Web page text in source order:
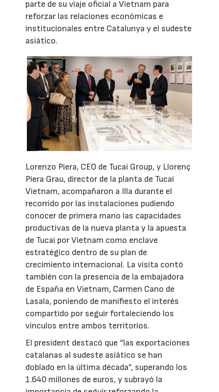
parte de su viaje oficial a Vietnam para
reforzar las relaciones económicas e
institucionales entre Catalunya y el sudeste
asiático.
Lorenzo Piera, CEO de Tucai Group, y Llorenç
Piera Grau, director de la planta de Tucai
Vietnam, acompañaron a Illa durante el
recorrido por las instalaciones pudiendo
conocer de primera mano las capacidades
productivas de la nueva planta y la apuesta
de Tucai por Vietnam como enclave
estratégico dentro de su plan de
crecimiento internacional. La visita contó
también con la presencia de la embajadora
de España en Vietnam, Carmen Cano de
Lasala, poniendo de manifiesto el interés
compartido por seguir fortaleciendo los
vínculos entre ambos territorios.
El president destacó que “las exportaciones
catalanas al sudeste asiático se han
doblado en la última década”, superando los
1.640 millones de euros, y subrayó la